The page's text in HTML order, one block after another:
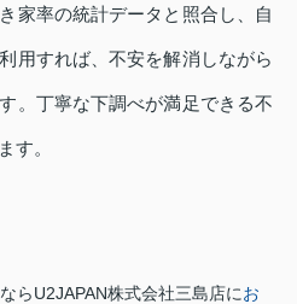
家率の統計データと照合し、自
用すれば、不安を解消しながら
。丁寧な下調べが満足できる不
す。
らU2JAPAN株式会社三島店にお